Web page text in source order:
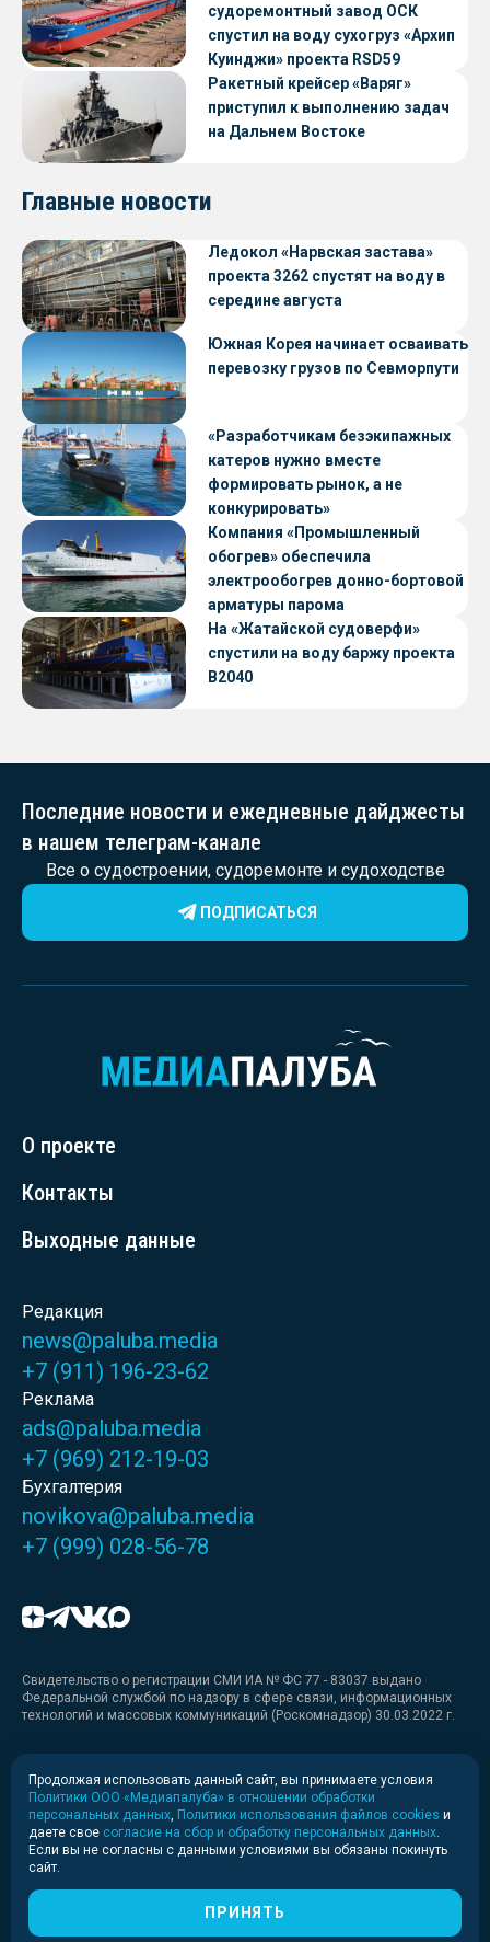
судоремонтный завод ОСК
спустил на воду сухогруз «Архип
Куинджи» проекта RSD59
Ракетный крейсер «Варяг»
приступил к выполнению задач
на Дальнем Востоке
Главные новости
Ледокол «Нарвская застава»
проекта 3262 спустят на воду в
середине августа
Южная Корея начинает осваивать
перевозку грузов по Севморпути
«Разработчикам безэкипажных
катеров нужно вместе
формировать рынок, а не
конкурировать»
Компания «Промышленный
обогрев» обеспечила
электрообогрев донно-бортовой
арматуры парома
«Петропавловск» проекта CNF22
На «Жатайской судоверфи»
спустили на воду баржу проекта
В2040
Последние новости и ежедневные дайджесты
в нашем телеграм-канале
Все о судостроении, судоремонте и судоходстве
ПОДПИСАТЬСЯ
О проекте
Контакты
Выходные данные
Редакция
news@paluba.media
+7 (911) 196-23-62
Реклама
ads@paluba.media
+7 (969) 212-19-03
Бухгалтерия
novikova@paluba.media
+7 (999) 028-56-78
Свидетельство о регистрации СМИ ИА № ФС 77 - 83037 выдано
Федеральной службой по надзору в сфере связи, информационных
технологий и массовых коммуникаций (Роскомнадзор) 30.03.2022 г.
Медиакит
Медиакит для печати
Политика конфиденциальности
© 2020-2026 Информационное агентство «Медиапалуба»
Продолжая использовать данный сайт, вы принимаете условия
Политики ООО «Медиапалуба» в отношении обработки
персональных данных Политики использования файлов cookies и
даете свое согласие на сбор и обработку персональных данных
Если вы не согласны с данными условиями вы обязаны покинуть
сайт.
ПРИНЯТЬ